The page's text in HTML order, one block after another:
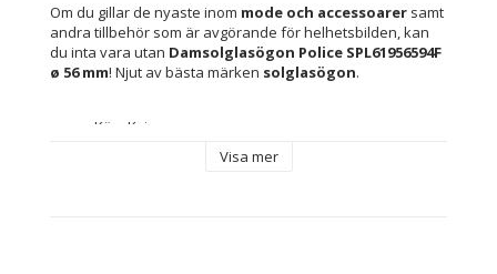
Om du gillar de nyaste inom mode och accessoarer samt
andra tillbehör som är avgörande för helhetsbilden, kan
du inta vara utan Damsolglasögon Police SPL61956594F
ø 56 mm! Njut av bästa märken solglasögon.
Kön: Kvinna
Visa mer